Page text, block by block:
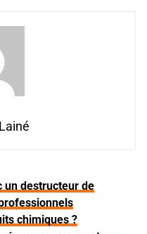
un destructeur de
chimiques ?